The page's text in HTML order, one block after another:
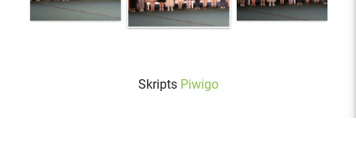
Skripts Piwigo